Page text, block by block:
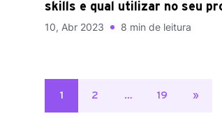
skills e qual utilizar no seu
10, Abr 2023 8 min de leitura
Paginação
de
1 2 … 19 »